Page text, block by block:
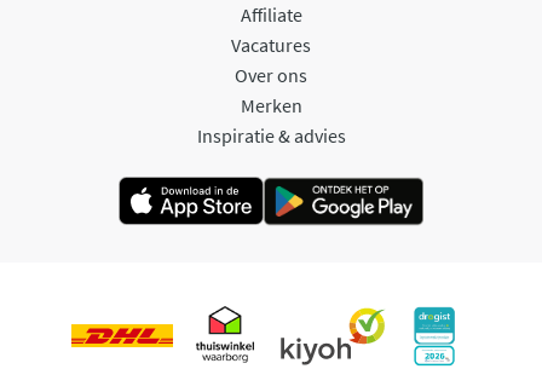
Affiliate
Vacatures
Over ons
Merken
Inspiratie & advies